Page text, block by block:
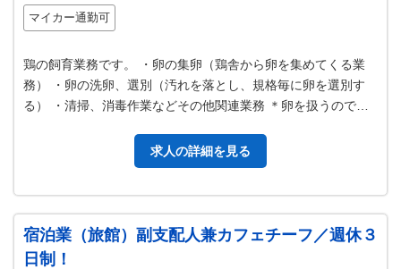
マイカー通勤可
鶏の飼育業務です。 ・卵の集卵（鶏舎から卵を集めてくる業
務） ・卵の洗卵、選別（汚れを落とし、規格毎に卵を選別す
る） ・清掃、消毒作業などその他関連業務 ＊卵を扱うので、
求人の詳細を見る
宿泊業（旅館）副支配人兼カフェチーフ／週休３
日制！